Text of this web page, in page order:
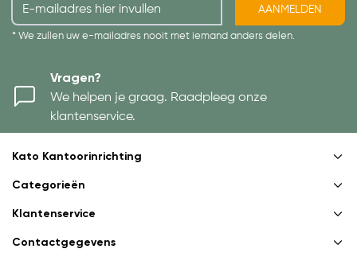
AANMELDEN
* We zullen uw e-mailadres nooit met iemand anders delen.
Vragen?
We helpen je graag. Raadpleeg onze
klantenservice.
Kato Kantoorinrichting
Categorieën
Klantenservice
Contactgegevens